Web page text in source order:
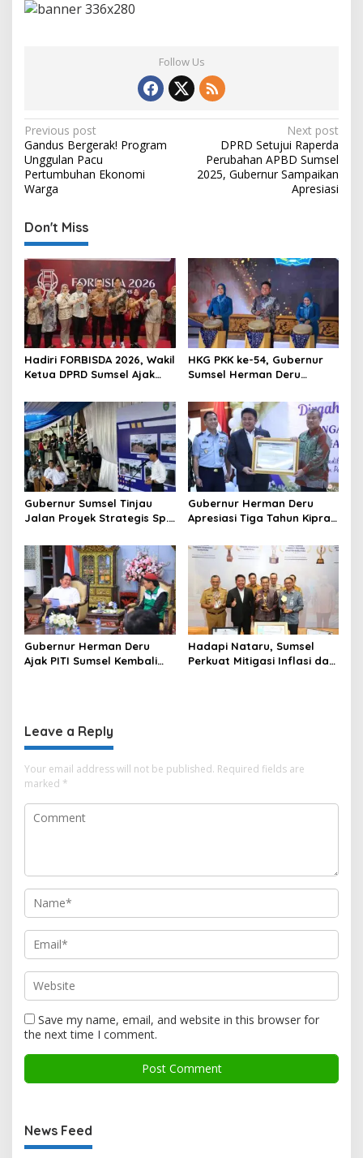
Follow Us
P
o
s
n
a
v
i
g
a
t
i
o
n
Previous post
Gandus Bergerak! Program
Unggulan Pacu
Pertumbuhan Ekonomi
Warga
Next post
DPRD Setujui Raperda
Perubahan APBD Sumsel
2025, Gubernur Sampaikan
Apresiasi
Don't Miss
Hadiri FORBISDA 2026, Wakil
Ketua DPRD Sumsel Ajak
Kekuatan Ekonomi Baru
HKG PKK ke-54, Gubernur
Sumsel Herman Deru
dan Penguatan Peran
Perempuan
Gubernur Sumsel Tinjau
Jalan Proyek Strategis Sp.
Desa Keman OKI
Gubernur Herman Deru
Apresiasi Tiga Tahun Kiprah
Pilar Keadilan Tata Usaha
Negara
Gubernur Herman Deru
Ajak PITI Sumsel Kembali
Hadapi Nataru, Sumsel
Perkuat Mitigasi Inflasi dan
Leave a Reply
Your email address will not be published. Required fields are
marked *
Save my name, email, and website in this browser for
the next time I comment.
News Feed